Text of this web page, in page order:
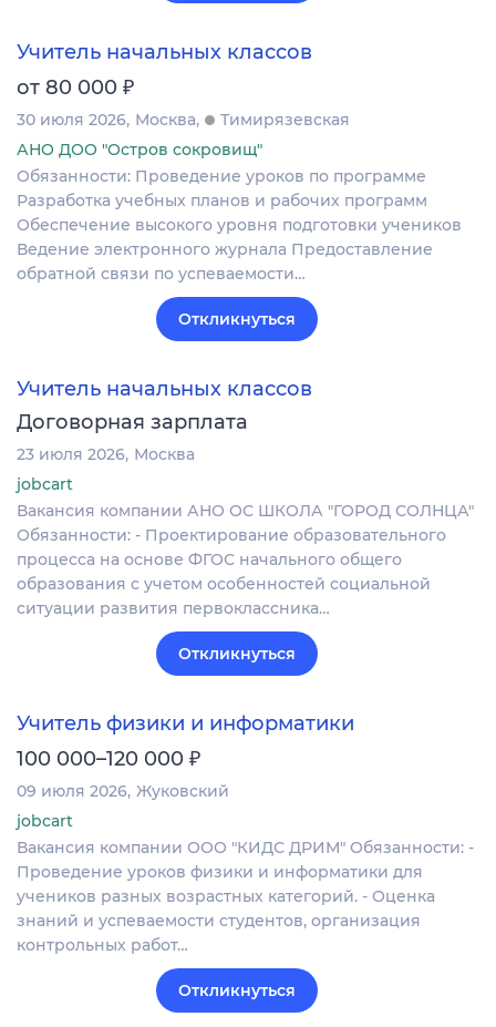
Учитель начальных классов
от 80 000 ₽
30 июля 2026 Москва
Тимирязевская
АНО ДОО "Остров сокровищ"
Обязанности: Проведение уроков по программе
Разработка учебных планов и рабочих программ
Обеспечение высокого уровня подготовки учеников
Ведение электронного журнала Предоставление
обратной связи по успеваемости…
Откликнуться
Учитель начальных классов
Договорная зарплата
23 июля 2026 Москва
jobcart
Вакансия компании АНО ОС ШКОЛА "ГОРОД СОЛНЦА"
Обязанности: - Проектирование образовательного
процесса на основе ФГОС начального общего
образования с учетом особенностей социальной
ситуации развития первоклассника…
Откликнуться
Учитель физики и информатики
100 000–120 000 ₽
09 июля 2026 Жуковский
jobcart
Вакансия компании ООО "КИДС ДРИМ" Обязанности: -
Проведение уроков физики и информатики для
учеников разных возрастных категорий. - Оценка
знаний и успеваемости студентов, организация
контрольных работ…
Откликнуться